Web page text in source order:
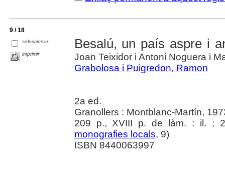
9 / 18
seleccionar
imprimir
Besalú, un país aspre i
Joan Teixidor i Antoni Noguera i
Grabolosa i Puigredon, Ramon
2a ed.
Granollers : Montblanc-Martín,
209 p., XVIII p. de làm. : il. ;
monografies locals, 9)
ISBN 8440063997